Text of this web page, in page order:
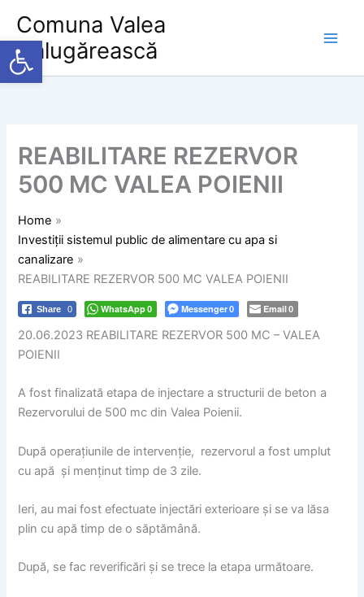
Deschide bara de unelte
content
Comuna Valea
Călugărească
REABILITARE REZERVOR
500 MC VALEA POIENII
Home
Investiții sistemul public de alimentare cu apa si
canalizare
REABILITARE REZERVOR 500 MC VALEA POIENII
Share 0 WhatsApp 0 Messenger 0 Email 0
20.06.2023 REABILITARE REZERVOR 500 MC – VALEA
POIENII
A fost finalizată etapa de injectare a structurii de beton a
Rezervorului de 500 mc din Valea Poienii.
După operațiunile de intervenție, rezervorul a fost umplut
cu apă și menținut timp de 3 zile.
Ieri, au mai fost efectuate injectări exterioare și se va lăsa
plin cu apă timp de o săptămână.
După, se fac reverificări și se trece la etapa următoare.